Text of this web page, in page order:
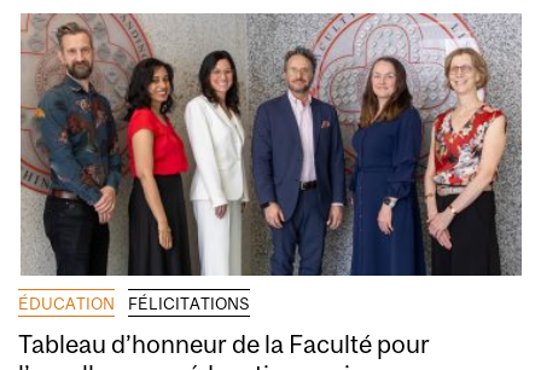
ÉDUCATION FÉLICITATIONS
Tableau d’honneur de la Faculté pour